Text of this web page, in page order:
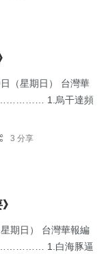
（星期日） 台灣華
1.烏干達頻
3 分享
期日） 台灣華報編
1.白海豚逼